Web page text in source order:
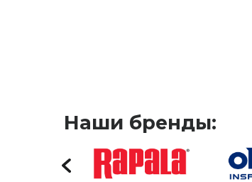
Наши бренды: